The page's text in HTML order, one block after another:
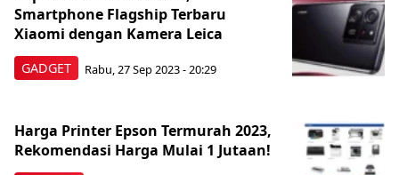
GADGET
Smartphone Flagship Terbaru
Xiaomi dengan Kamera Leica
Rabu, 27 Sep 2023 - 20:29
Harga Printer Epson Termurah 2023,
Rekomendasi Harga Mulai 1 Jutaan!